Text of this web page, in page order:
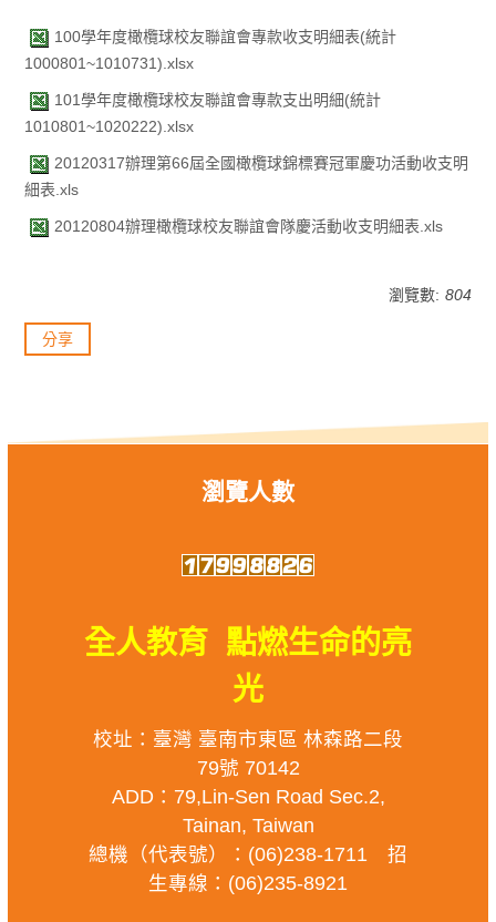
100學年度橄欖球校友聯誼會專款收支明細表(統計
1000801~1010731).xlsx
101學年度橄欖球校友聯誼會專款支出明細(統計
1010801~1020222).xlsx
20120317辦理第66屆全國橄欖球錦標賽冠軍慶功活動收支明
細表.xls
20120804辦理橄欖球校友聯誼會隊慶活動收支明細表.xls
瀏覽數: 804
分享
瀏覽人數
全人教育 點燃生命的亮
光
校址：臺灣 臺南市東區 林森路二段
79號 70142
ADD：79,Lin-Sen Road Sec.2,
Tainan, Taiwan
總機（代表號）：(06)238-1711 招
生專線：(06)235-8921